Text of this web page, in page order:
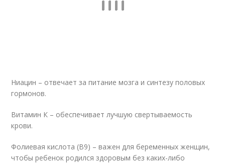
Ниацин – отвечает за питание мозга и синтезу половых
гормонов.
Витамин К – обеспечивает лучшую свертываемость
крови.
Фолиевая кислота (B9) – важен для беременных женщин,
чтобы ребенок родился здоровым без каких-либо